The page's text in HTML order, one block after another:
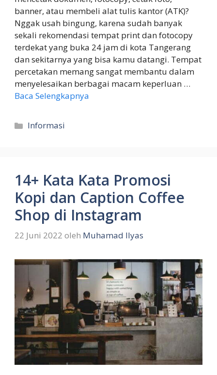
banner, atau membeli alat tulis kantor (ATK)?
Nggak usah bingung, karena sudah banyak
sekali rekomendasi tempat print dan fotocopy
terdekat yang buka 24 jam di kota Tangerang
dan sekitarnya yang bisa kamu datangi. Tempat
percetakan memang sangat membantu dalam
menyelesaikan berbagai macam keperluan …
Baca Selengkapnya
Kategori
Informasi
14+ Kata Kata Promosi
Kopi dan Caption Coffee
Shop di Instagram
22 Juni 2022 oleh Muhamad Ilyas